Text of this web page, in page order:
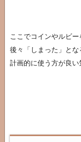
ここでコインやルビ
後々「しまった」と
計画的に使う方が良